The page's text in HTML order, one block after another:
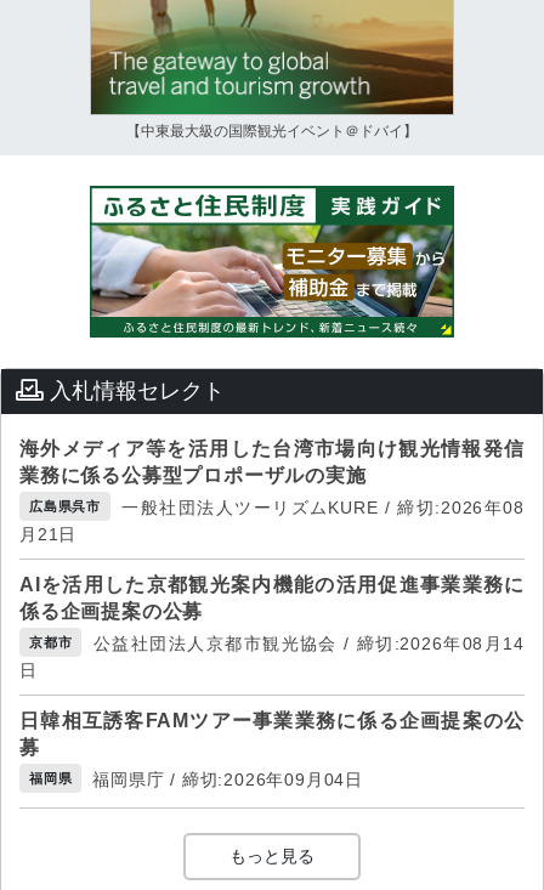
【中東最大級の国際観光イベント＠ドバイ】
入札情報セレクト
海外メディア等を活用した台湾市場向け観光情報発信
業務に係る公募型プロポーザルの実施
広島県呉市
一般社団法人ツーリズムKURE / 締切:2026年08
月21日
AIを活用した京都観光案内機能の活用促進事業業務に
係る企画提案の公募
京都市
公益社団法人京都市観光協会 / 締切:2026年08月14
日
日韓相互誘客FAMツアー事業業務に係る企画提案の公
募
福岡県 福岡県庁 / 締切:2026年09月04日
もっと見る